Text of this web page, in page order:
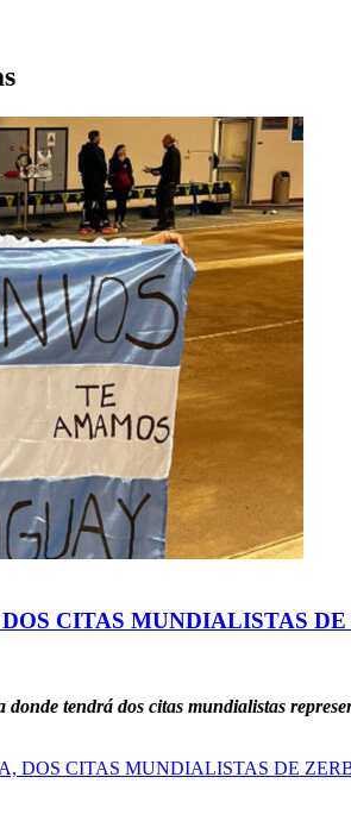
CITAS MUNDIALISTAS
tendrá dos citas mundialistas
DOS CITAS MUNDIALISTAS DE